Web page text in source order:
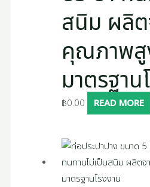
สนิม ผลิต
คุณภาพ
มาตรฐาน
฿0.00 READ MORE